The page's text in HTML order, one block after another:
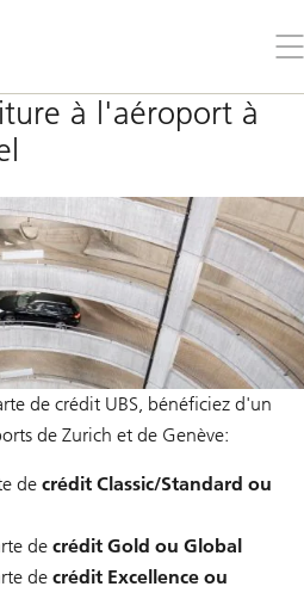
le
à l'aéroport à
de crédit UBS, bénéficiez d'un
de Zurich et de Genève:
de crédit Classic/Standard ou
de crédit Gold ou Global
de crédit Excellence ou